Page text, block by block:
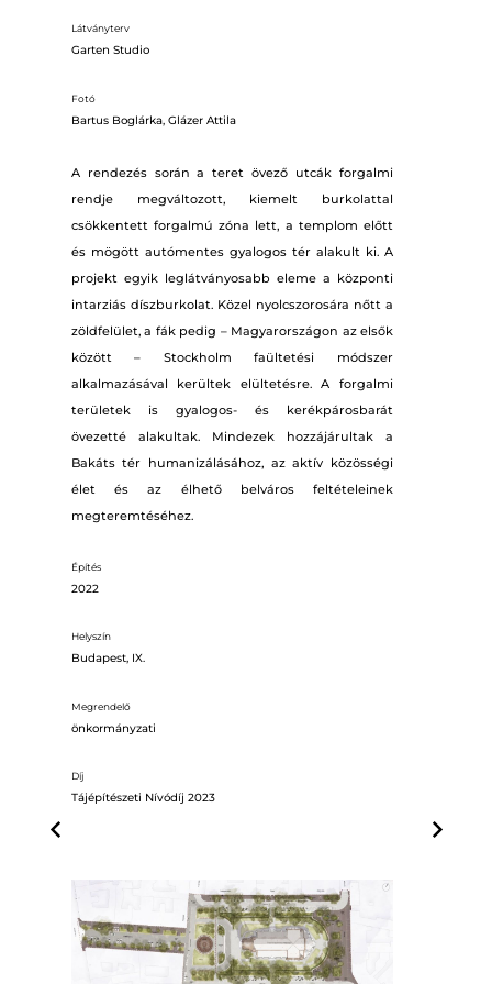
Látványterv
Garten Studio
Fotó
Bartus Boglárka, Glázer Attila
A rendezés során a teret övező utcák forgalmi
rendje megváltozott, kiemelt burkolattal
csökkentett forgalmú zóna lett, a templom előtt
és mögött autómentes gyalogos tér alakult ki. A
projekt egyik leglátványosabb eleme a központi
intarziás díszburkolat. Közel nyolcszorosára nőtt a
zöldfelület, a fák pedig – Magyarországon az elsők
között – Stockholm faültetési módszer
alkalmazásával kerültek elültetésre. A forgalmi
területek is gyalogos- és kerékpárosbarát
övezetté alakultak. Mindezek hozzájárultak a
Bakáts tér humanizálásához, az aktív közösségi
élet és az élhető belváros feltételeinek
megteremtéséhez.
Építés
2022
Helyszín
Budapest, IX.
Megrendelő
önkormányzati
Díj
Tájépítészeti Nívódíj 2023